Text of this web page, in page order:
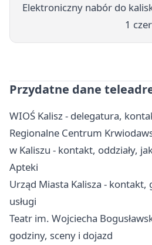
Elektroniczny nabór do
1
Przydatne dane
WIOŚ Kalisz - delegatura,
Regionalne Centrum
w Kaliszu - kontakt, oddziały,
Apteki
Urząd Miasta Kalisza - kontakt,
usługi
Teatr im. Wojciecha
godziny, sceny i dojazd